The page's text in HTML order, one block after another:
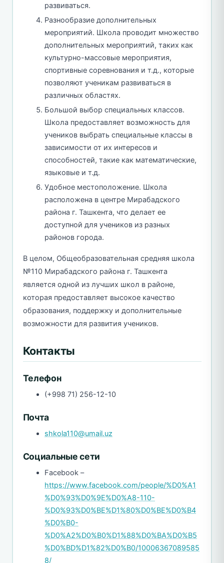
развиваться.
Разнообразие дополнительных
мероприятий. Школа проводит множество
дополнительных мероприятий, таких как
культурно-массовые мероприятия,
спортивные соревнования и т.д., которые
позволяют ученикам развиваться в
различных областях.
Большой выбор специальных классов.
Школа предоставляет возможность для
учеников выбрать специальные классы в
зависимости от их интересов и
способностей, такие как математические,
языковые и т.д.
Удобное местоположение. Школа
расположена в центре Мирабадского
района г. Ташкента, что делает ее
доступной для учеников из разных
районов города.
В целом, Общеобразовательная средняя школа
№110 Мирабадского района г. Ташкента
является одной из лучших школ в районе,
которая предоставляет высокое качество
образования, поддержку и дополнительные
возможности для развития учеников.
Контакты
Телефон
(+998 71) 256-12-10
Почта
shkola110@umail.uz
Социальные сети
Facebook –
https://www.facebook.com/people/%D0%A1
%D0%93%D0%9E%D0%A8-110-
%D0%93%D0%BE%D1%80%D0%BE%D0%B4
%D0%B0-
%D0%A2%D0%B0%D1%88%D0%BA%D0%B5
%D0%BD%D1%82%D0%B0/10006367089585
8/